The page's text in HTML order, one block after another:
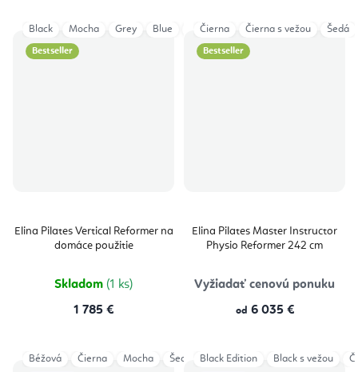
Bestseller
Elina Pilates Vertical Reformer na
domáce použitie
Skladom (1 ks)
1 785 €
Black Mocha Grey Blue Ivory Aged Rose Eucalyptus
Bestseller
Elina Pilates Master Instructor
Physio Reformer 242 cm
Vyžiadať cenovú ponuku
od 6 035 €
Čierna Čierna s vežou Šedá
Béžová Čierna Mocha Šedá Aged Rose Eucalyptus
Black Edition Black s vežou